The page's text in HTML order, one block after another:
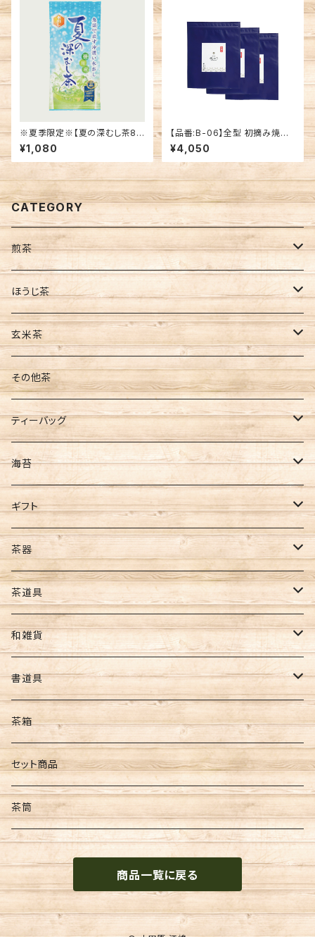
※夏季限定※【夏の深むし茶80
g】掛川産 水出し専用茶葉
¥1,080
【品番:B-06】全型 初摘み焼海
苔 3帖セット
¥4,050
CATEGORY
煎茶
茶葉
缶入
袋入
ティーバッグ
水出し
新茶
ギフト
ほうじ茶
茶葉
ティーバッグ
玄米茶
茶葉
ティーバッグ
その他茶
ティーバッグ
煎茶
ほうじ茶
玄米茶
バイオ茶
カカオティー
ギフトセット
海苔
全型サイズ
8切サイズ
その他
ギフト
ギフト
お茶ギフト
海苔ギフト
お茶･海苔ギフト
茶器
急須
水出し用ボトル
フィルターインボトル
カークボトル
コースター
茶道具
懐紙
和雑貨
ポーチ・財布
扇子・うちわ
和紙
文具
季節物
書道具
筆
墨
茶箱
セット商品
茶筒
商品一覧に戻る